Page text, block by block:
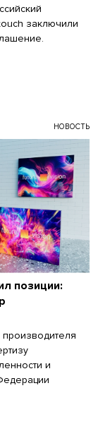
заключили
НОВОСТЬ
позиции:
и